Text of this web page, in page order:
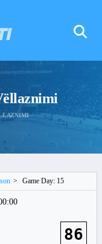
> Game Day: 15
86